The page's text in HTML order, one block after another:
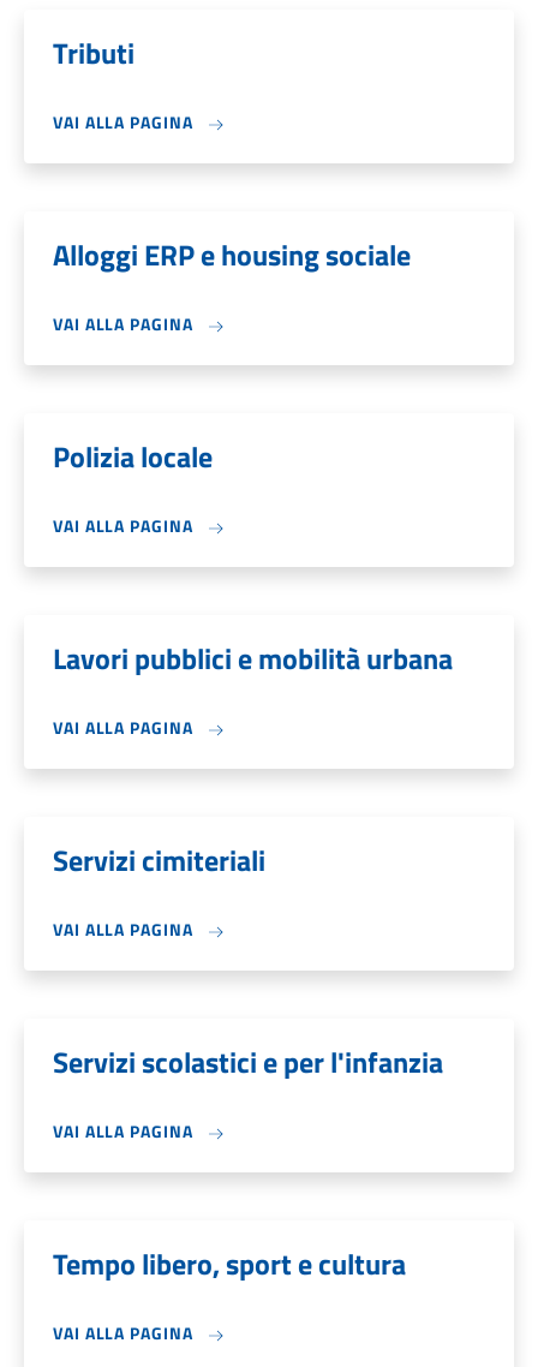
Tributi
VAI ALLA PAGINA
Alloggi ERP e housing sociale
VAI ALLA PAGINA
Polizia locale
VAI ALLA PAGINA
Lavori pubblici e mobilità urbana
VAI ALLA PAGINA
Servizi cimiteriali
VAI ALLA PAGINA
Servizi scolastici e per l'infanzia
VAI ALLA PAGINA
Tempo libero, sport e cultura
VAI ALLA PAGINA